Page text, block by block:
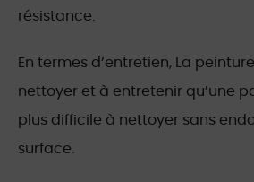
résistance.
En termes d’entretien, La
nettoyer et à entretenir qu’une
plus difficile à nettoyer sans
surface.